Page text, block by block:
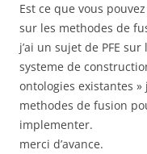
Est ce que vous
sur les methodes de
j’ai un sujet de PFE
systeme de
ontologies existantes »
methodes de fusion
implementer.
merci d’avance.